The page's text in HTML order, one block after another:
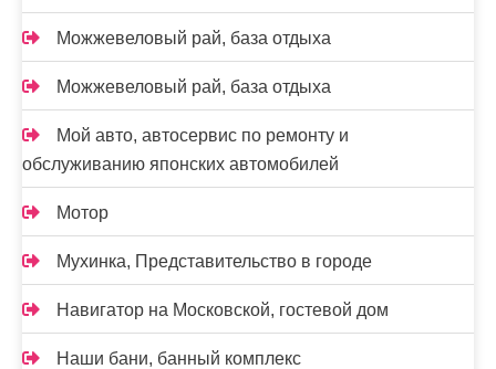
Можжевеловый рай, база отдыха
Можжевеловый рай, база отдыха
Мой авто, автосервис по ремонту и
обслуживанию японских автомобилей
Мотор
Мухинка, Представительство в городе
Навигатор на Московской, гостевой дом
Наши бани, банный комплекс